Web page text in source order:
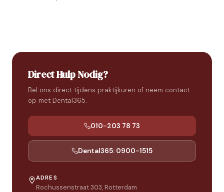
Direct Hulp Nodig?
Bel ons direct tijdens praktijkuren of neem contact
op met Dental365.
010-203 78 73
Dental365: 0900-1515
ADRES
Rochussenstraat 303, Rotterdam